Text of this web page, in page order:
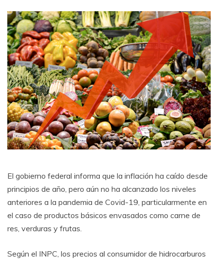
El gobierno federal informa que la inflación ha caído desde
principios de año, pero aún no ha alcanzado los niveles
anteriores a la pandemia de Covid-19, particularmente en
el caso de productos básicos envasados ​​como carne de
res, verduras y frutas.
Según el INPC, los precios al consumidor de hidrocarburos